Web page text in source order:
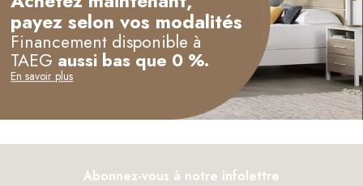
payez selon vos modalités
Financement disponible à
TAEG aussi bas que 0 %.
En savoir plus
Abonnez-vous à notre infolettre